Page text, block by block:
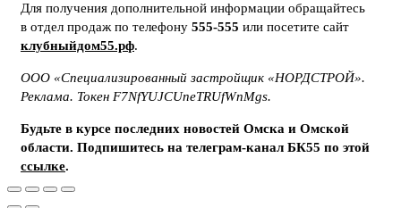
Для получения дополнительной информации обращайтесь
в отдел продаж по телефону 555-555 или посетите сайт
клубныйдом55.рф.
ООО «Специализированный застройщик «НОРДСТРОЙ».
Реклама. Токен F7NfYUJCUneTRUfWnMgs.
Будьте в курсе последних новостей Омска и Омской
области. Подпишитесь на телеграм-канал БК55 по этой
ссылке.